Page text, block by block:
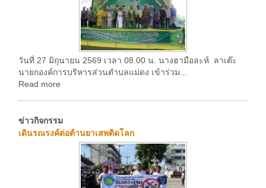
วันที่ 27 มิถุนายน 2569 เวลา 08.00 น. นางฮามือละห์ ลาเต๊ะ
นายกองค์การบริหารส่วนตำบลแม่ดง เข้าร่วม...
Read more
ข่าวกิจกรรม
เดินรณรงค์ต่อต้านยาเสพติดโลก